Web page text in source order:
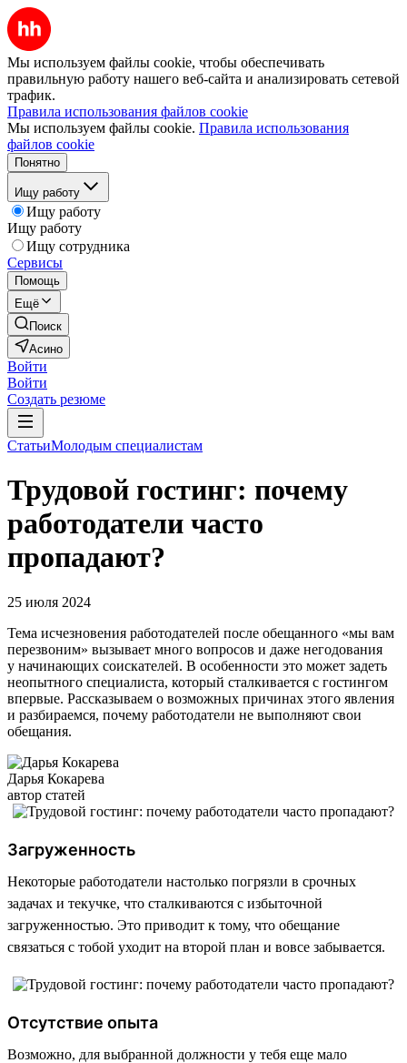
Мы используем файлы cookie, чтобы обеспечивать
правильную работу нашего веб-сайта и анализировать сетевой
трафик.
Правила использования файлов cookie
Мы используем файлы cookie. Правила использования
файлов cookie
Понятно
Ищу работу
Ищу работу
Ищу работу
Ищу сотрудника
Сервисы
Помощь
Ещё
Поиск
Асино
Войти
Войти
Создать резюме
СтатьиМолодым специалистам
Трудовой гостинг: почему
работодатели часто
пропадают?
25 июля 2024
Тема исчезновения работодателей после обещанного «мы вам
перезвоним» вызывает много вопросов и даже негодования
у начинающих соискателей. В особенности это может задеть
неопытного специалиста, который сталкивается с гостингом
впервые. Рассказываем о возможных причинах этого явления
и разбираемся, почему работодатели не выполняют свои
обещания.
Дарья Кокарева
автор статей
Загруженность
Некоторые работодатели настолько погрязли в срочных
задачах и текучке, что сталкиваются с избыточной
загруженностью. Это приводит к тому, что обещание
связаться с тобой уходит на второй план и вовсе забывается.
Отсутствие опыта
Возможно, для выбранной должности у тебя еще мало